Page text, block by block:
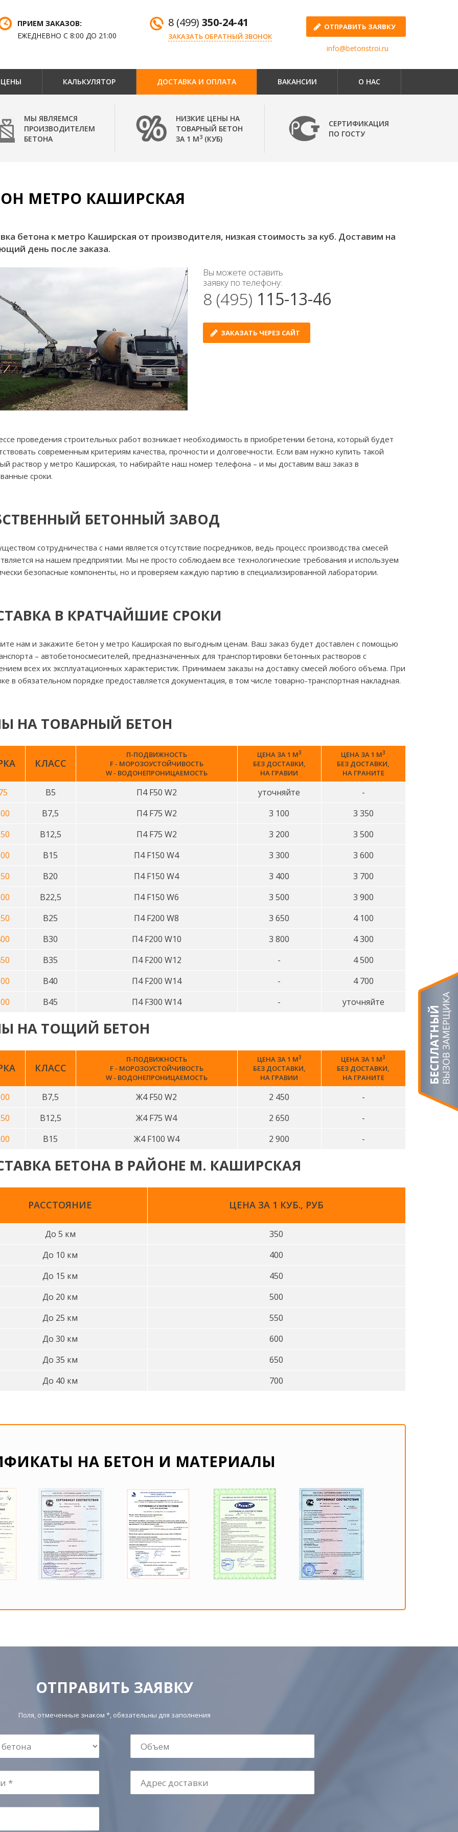
ПРИЕМ ЗАКАЗОВ:
ЕЖЕДНЕВНО С 8:00 ДО 21:00
8 (499) 350-24-41
ЗАКАЗАТЬ ОБРАТНЫЙ ЗВОНОК
ОТПРАВИТЬ ЗАЯВКУ
info@betonstroi.ru
ЦЕНЫ КАЛЬКУЛЯТОР ДОСТАВКА И ОПЛАТА ВАКАНСИИ О НАС
МЫ ЯВЛЯЕМСЯ
ПРОИЗВОДИТЕЛЕМ
БЕТОНА
НИЗКИЕ ЦЕНЫ НА
ТОВАРНЫЙ БЕТОН
ЗА 1 М3 (КУБ)
СЕРТИФИКАЦИЯ
ПО ГОСТУ
МЕТРО КАШИРСКАЯ
бетона к метро Каширская от производителя, низкая стоимость за куб. Доставим на
день после заказа.
Вы можете оставить
заявку по телефону:
8 (495) 115-13-46
ЗАКАЗАТЬ ЧЕРЕЗ САЙТ
проведения строительных работ возникает необходимость в приобретении бетона, который будет
современным критериям качества, прочности и долговечности. Если вам нужно купить такой
раствор у метро Каширская, то набирайте наш номер телефона – и мы доставим ваш заказ в
сроки.
БЕТОННЫЙ ЗАВОД
сотрудничества с нами является отсутствие посредников, ведь процесс производства смесей
на нашем предприятии. Мы не просто соблюдаем все технологические требования и используем
безопасные компоненты, но и проверяем каждую партию в специализированной лаборатории.
В КРАТЧАЙШИЕ СРОКИ
нам и закажите бетон у метро Каширская по выгодным ценам. Ваш заказ будет доставлен с помощью
– автобетоносмесителей, предназначенных для транспортировки бетонных растворов с
всех их эксплуатационных характеристик. Принимаем заказы на доставку смесей любого объема. При
в обязательном порядке предоставляется документация, в том числе товарно-транспортная накладная.
НА ТОВАРНЫЙ БЕТОН
КЛАСС
П-ПОДВИЖНОСТЬ
F - МОРОЗОУСТОЙЧИВОСТЬ
W - ВОДОНЕПРОНИЦАЕМОСТЬ
ЦЕНА ЗА 1 М3
БЕЗ ДОСТАВКИ,
НА ГРАВИИ
ЦЕНА ЗА 1 М3
БЕЗ ДОСТАВКИ,
НА ГРАНИТЕ
В5 П4 F50 W2 уточняйте
-
В7,5 П4 F75 W2 3 100
3 350
В12,5 П4 F75 W2 3 200
3 500
В15 П4 F150 W4 3 300
3 600
В20 П4 F150 W4 3 400
3 700
В22,5 П4 F150 W6 3 500
3 900
В25 П4 F200 W8 3 650
4 100
В30 П4 F200 W10 3 800
4 300
В35 П4 F200 W12 -
4 500
В40 П4 F200 W14 -
4 700
В45 П4 F300 W14 - уточняйте
НА ТОЩИЙ БЕТОН
КЛАСС
П-ПОДВИЖНОСТЬ
F - МОРОЗОУСТОЙЧИВОСТЬ
W - ВОДОНЕПРОНИЦАЕМОСТЬ
ЦЕНА ЗА 1 М3
БЕЗ ДОСТАВКИ,
НА ГРАВИИ
ЦЕНА ЗА 1 М3
БЕЗ ДОСТАВКИ,
НА ГРАНИТЕ
B7,5 Ж4 F50 W2 2 450
-
B12,5 Ж4 F75 W4 2 650
-
B15 Ж4 F100 W4 2 900 -
БЕТОНА В РАЙОНЕ М. КАШИРСКАЯ
РАССТОЯНИЕ ЦЕНА ЗА 1 КУБ., РУБ
До 5 км
350
До 10 км
400
До 15 км
450
До 20 км
500
До 25 км
550
До 30 км
600
До 35 км
650
До 40 км
700
НА БЕТОН И МАТЕРИАЛЫ
ОТПРАВИТЬ ЗАЯВКУ
Поля, отмеченные знаком *, обязательны для заполнения